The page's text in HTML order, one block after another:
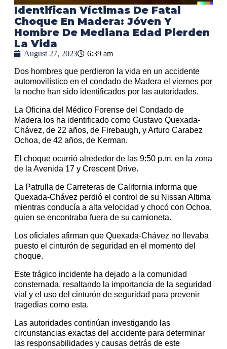
Identifican Víctimas De Fatal
Choque En Madera: Jóven Y
Hombre De Mediana Edad Pierden
La Vida
August 27, 2023 6:39 am
Dos hombres que perdieron la vida en un accidente
automovilístico en el condado de Madera el viernes por
la noche han sido identificados por las autoridades.
La Oficina del Médico Forense del Condado de
Madera los ha identificado como Gustavo Quexada-
Chávez, de 22 años, de Firebaugh, y Arturo Carabez
Ochoa, de 42 años, de Kerman.
El choque ocurrió alrededor de las 9:50 p.m. en la zona
de la Avenida 17 y Crescent Drive.
La Patrulla de Carreteras de California informa que
Quexada-Chávez perdió el control de su Nissan Altima
mientras conducía a alta velocidad y chocó con Ochoa,
quien se encontraba fuera de su camioneta.
Los oficiales afirman que Quexada-Chávez no llevaba
puesto el cinturón de seguridad en el momento del
choque.
Este trágico incidente ha dejado a la comunidad
consternada, resaltando la importancia de la seguridad
vial y el uso del cinturón de seguridad para prevenir
tragedias como esta.
Las autoridades continúan investigando las
circunstancias exactas del accidente para determinar
las responsabilidades y causas detrás de este